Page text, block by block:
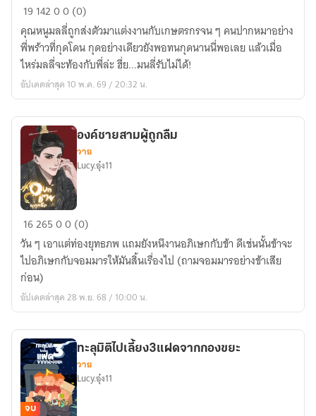
ผู้
กุด
โดน
ไส
ว่า
ฮัก
19 14200 (0)
คุณหนูมลลี่ถูกส่งตัวมาแต่งงานกับเกษตรกรจน ๆ คนปากหมาอย่าง
พี่พร้าวที่กุดโดน กุดอย่างเดียวยังพอทนกุดนานนี่พอเลย แล้วเมื่อ
ไหร่มลลี่จะท้องกับพี่ล่ะ ฮึ่ย...มนลี่รับไม่ได้!
อัปเดตล่าสุด 10 พ.ค. 69 / 20:32 น.
องค์
ชาย
สาม
ผู้
ถูก
ลืม
องค์ชายสามผู้ถูกลืม
วาย
Lucy.อุ๋ง11
1626500 (0)
วัน ๆ เอาแต่ท่องยุทธภพ แถมยังหนีงานอภิเษกกับข้า ดีเช่นนั้นข้าจะ
ไปอภิเษกกับจอมมารให้มันสิ้นเรื่องไป (ถามจอมมารอย่างข้าเสีย
ก่อน)
อัปเดตล่าสุด 28 พ.ย. 68 / 10:00 น.
จบ
ทะลุมิติไปเลี้ยง3แฝดจากกองขยะ
วาย
Lucy.อุ๋ง11